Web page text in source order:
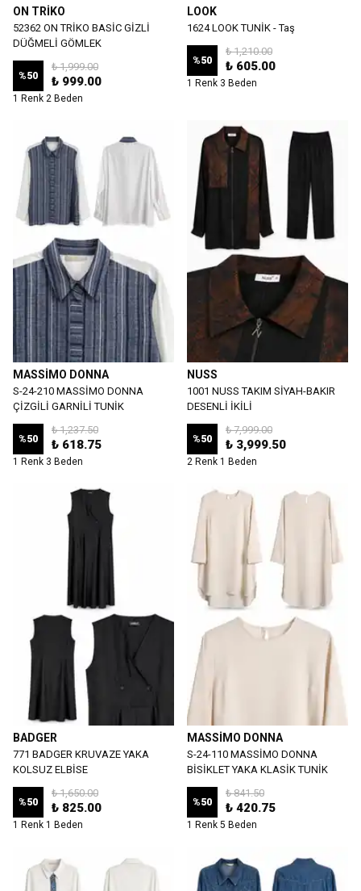
ON TRİKO
52362 ON TRİKO BASİC GİZLİ
DÜĞMELİ GÖMLEK
%50
₺ 1,999.00
₺ 999.00
1 Renk 2 Beden
LOOK
1624 LOOK TUNİK - Taş
%50
₺ 1,210.00
₺ 605.00
1 Renk 3 Beden
MASSİMO DONNA
S-24-210 MASSİMO DONNA
ÇİZGİLİ GARNİLİ TUNİK
%50
₺ 1,237.50
₺ 618.75
1 Renk 3 Beden
NUSS
1001 NUSS TAKIM SİYAH-BAKIR
DESENLİ İKİLİ
%50
₺ 7,999.00
₺ 3,999.50
2 Renk 1 Beden
BADGER
771 BADGER KRUVAZE YAKA
KOLSUZ ELBİSE
%50
₺ 1,650.00
₺ 825.00
1 Renk 1 Beden
MASSİMO DONNA
S-24-110 MASSİMO DONNA
BİSİKLET YAKA KLASİK TUNİK
%50
₺ 841.50
₺ 420.75
1 Renk 5 Beden